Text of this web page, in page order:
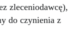
zleceniodawcę),
do czynienia z